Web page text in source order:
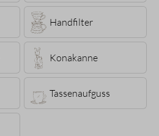
Handfilter
Konakanne
Tassenaufguss